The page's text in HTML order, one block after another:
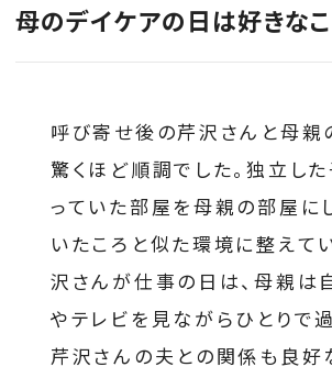
母のデイケアの日は好きな
呼び寄せ後の芹沢さんと母親
驚くほど順調でした。独立し
っていた部屋を母親の部屋に
いたころと似た環境に整えて
沢さんが仕事の日は、母親は
やテレビを見ながらひとりで過
芹沢さんの夫との関係も良好